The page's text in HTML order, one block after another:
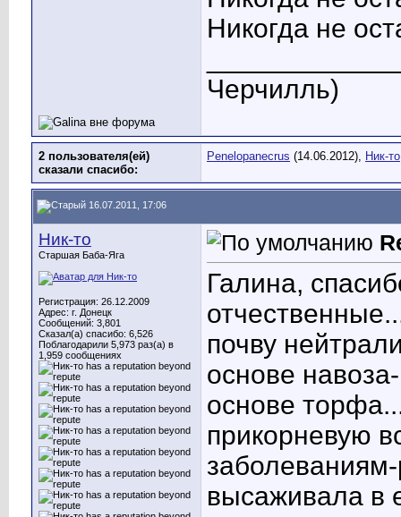
Никогда не
Черчилль)
2 пользователя(ей)
сказали cпасибо:
Penelopanecrus (14.06.2012), Ник-то
16.07.2011, 17:06
Ник-то
Старшая Баба-Яга
Регистрация: 26.12.2009
Адрес: г. Донецк
Сообщений: 3,801
Сказал(а) спасибо: 6,526
Поблагодарили 5,973 раз(а) в
1,959 сообщениях
Галина,
почву
основе
основе
прикорневую
высаживала в